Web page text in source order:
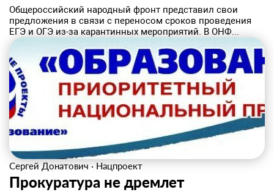
Общероссийский народный фронт представил свои
предложения в связи с переносом сроков проведения
ЕГЭ и ОГЭ из-за карантинных мероприятий. В ОНФ...
Сергей Донатович · Нацпроект
Прокуратура не дремлет